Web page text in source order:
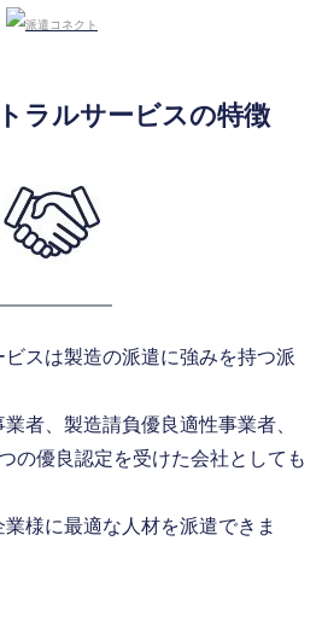
ラルサービスの特徴
スは製造の派遣に強みを持つ派
者、製造請負優良適性事業者、
の優良認定を受けた会社としても
様に最適な人材を派遣できま